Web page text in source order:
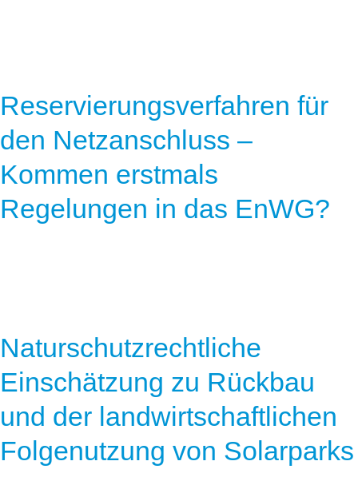
Reservierungsverfahren für
den Netzanschluss –
Kommen erstmals
Regelungen in das EnWG?
Naturschutzrechtliche
Einschätzung zu Rückbau
und der landwirtschaftlichen
Folgenutzung von Solarparks